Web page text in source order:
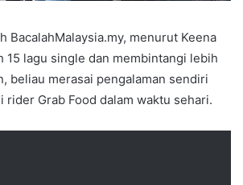
BacalahMalaysia.my, menurut Keena
15 lagu single dan membintangi lebih
beliau merasai pengalaman sendiri
rider Grab Food dalam waktu sehari.